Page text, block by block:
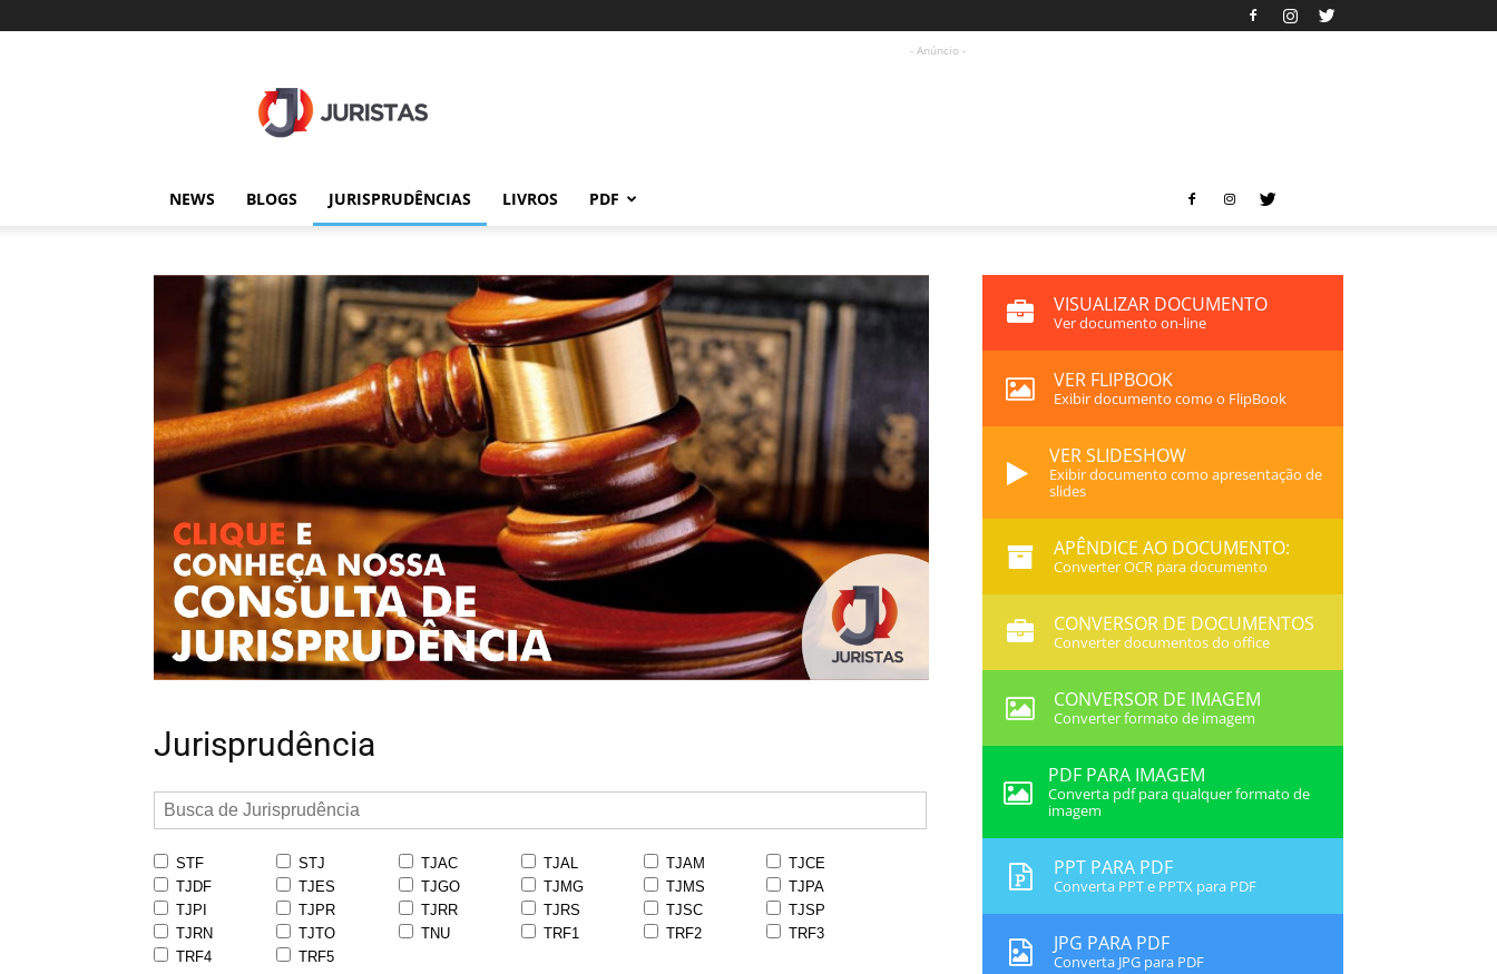
- Anúncio -
NEWS BLOGS JURISPRUDÊNCIAS LIVROS PDF
Jurisprudência
STF STJ TJAC TJAL TJAM
TJCE
TJDF
TJES TJGO TJMG TJMS
TJPA
TJPI
TJPR TJRR TJRS TJSC
TJSP
TJRN
TJTO TNU TRF1 TRF2
TRF3
TRF4
TRF5
VISUALIZAR DOCUMENTO
Ver documento on-line
VER FLIPBOOK
Exibir documento como o FlipBook
VER SLIDESHOW
Exibir documento como apresentação de
slides
APÊNDICE AO DOCUMENTO:
Converter OCR para documento
CONVERSOR DE DOCUMENTOS
Converter documentos do office
CONVERSOR DE IMAGEM
Converter formato de imagem
PDF PARA IMAGEM
Converta pdf para qualquer formato de
imagem
PPT PARA PDF
Converta PPT e PPTX para PDF
JPG PARA PDF
Converta JPG para PDF